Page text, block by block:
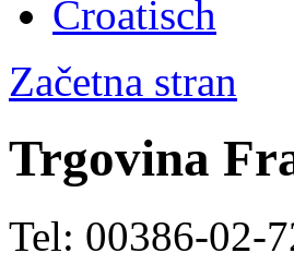
Croatisch
Začetna stran
Trgovina
Tel: 00386-02-